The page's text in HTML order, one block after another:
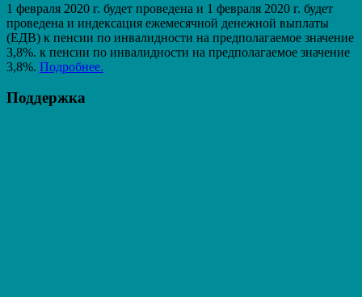
1 февраля 2020 г. будет проведена и 1 февраля 2020 г. будет
проведена и индексация ежемесячной денежной выплаты
(ЕДВ) к пенсии по инвалидности на предполагаемое значение
3,8%. к пенсии по инвалидности на предполагаемое значение
3,8%. Подробнее.
Поддержка